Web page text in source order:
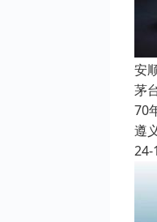
安
茅
70
遵
24-